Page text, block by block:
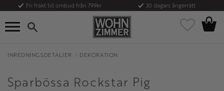
Meny
Fri frakt till ombud från 799kr 30 dagars ångerrätt
Favoriter
INREDNINGSDETALJER DEKORATION
Sparbössa Rockstar Pig